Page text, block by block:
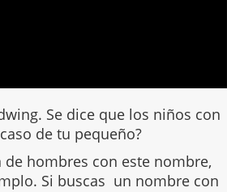
Se dice que los niños con
de tu pequeño?
hombres con este nombre,
Si buscas un nombre con